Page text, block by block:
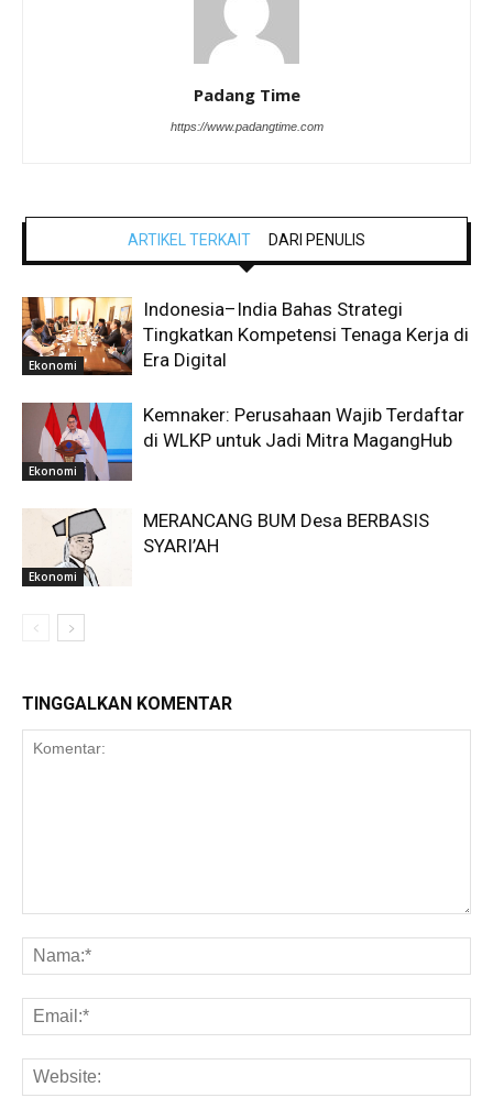
Padang Time
https://www.padangtime.com
ARTIKEL TERKAIT DARI PENULIS
Ekonomi
Indonesia–India Bahas Strategi
Tingkatkan Kompetensi Tenaga Kerja di
Era Digital
Ekonomi
Kemnaker: Perusahaan Wajib Terdaftar
di WLKP untuk Jadi Mitra MagangHub
Ekonomi
MERANCANG BUM Desa BERBASIS
SYARI’AH
TINGGALKAN KOMENTAR